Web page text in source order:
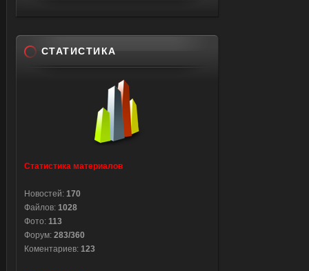
СТАТИСТИКА
Статистика материалов
Новостей: 170
Файлов: 1028
Фото: 113
Форум: 283/360
Коментариев: 123